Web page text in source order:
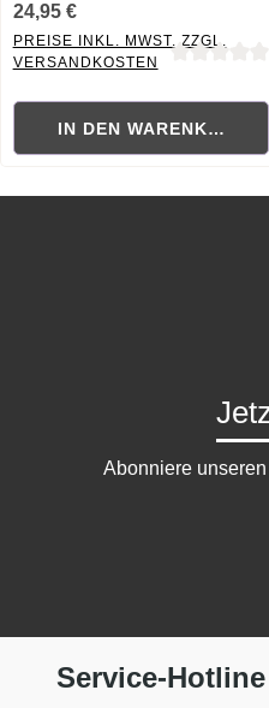
24,95 €
PREISE INKL. MWST. ZZGL.
VERSANDKOSTEN
IN DEN WARENKORB
Abonniere
Service-Hotline